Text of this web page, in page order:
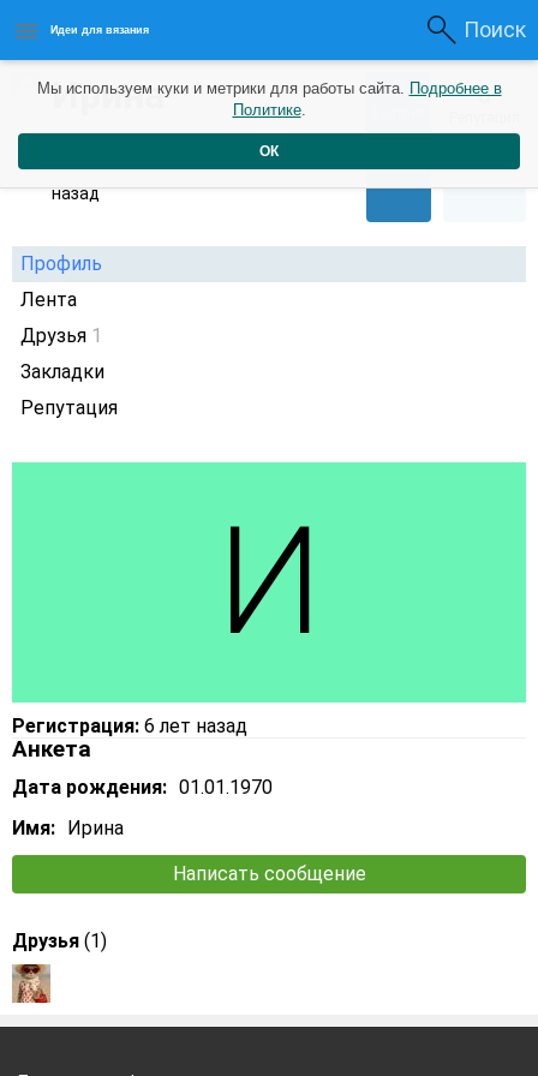
Идеи для вязания Поиск
Ирина
Дружинина
назад
0 0
Профиль
Лента
Друзья 1
Закладки
Репутация
Регистрация: 6 лет назад
Анкета
Дата рождения: 01.01.1970
Имя:
Ирина
Написать сообщение
Друзья (1)
Мы используем куки и метрики для работы сайта. Подробнее в
Политике.
ОК